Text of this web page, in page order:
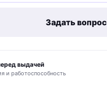
Задать вопрос
выдачей
и работоспособность